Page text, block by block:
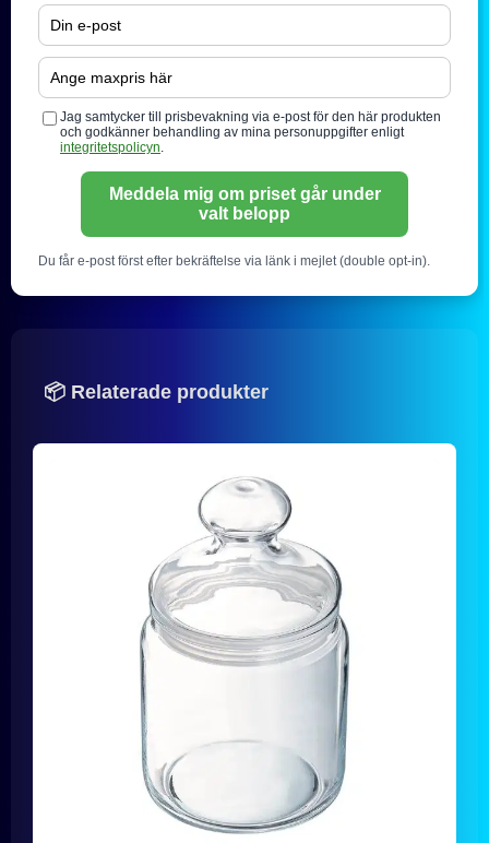
Jag samtycker till prisbevakning via e-post för den här produkten
och godkänner behandling av mina personuppgifter enligt
integritetspolicyn.
Meddela mig om priset går under
valt belopp
Du får e-post först efter bekräftelse via länk i mejlet (double opt-in).
📦 Relaterade produkter